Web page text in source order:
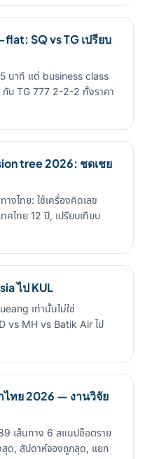
SQ vs TG เปรียบ
นาที แต่ business class
กับ TG 777 2-2-2 ทั้งราคา
tree 2026: ชดเชย
งไทย: ใช้เครื่องคิดเลข
ศไทย 12 ปี, เปรียบเทียบ
ไป KUL
เท่านั้นไม่ใช่
vs MH vs Batik Air ไป
ไทย 2026 — งานวิจัย
เส้นทาง 6 สแนปช็อตราย
ด, สัปดาห์จองถูกสุด, แยก